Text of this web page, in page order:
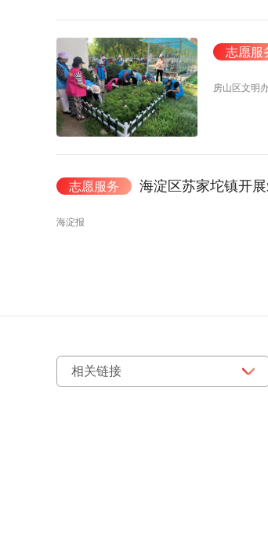
志愿服
房山区文明
志愿服务 海淀区苏家坨镇开
海淀报